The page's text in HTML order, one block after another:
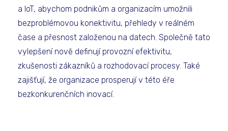
a IoT, abychom podnikům a organizacím umožnili
bezproblémovou konektivitu, přehledy v reálném
čase a přesnost založenou na datech. Společně tato
vylepšení nově definují provozní efektivitu,
zkušenosti zákazníků a rozhodovací procesy. Také
zajišťují, že organizace prosperují v této éře
bezkonkurenčních inovací.